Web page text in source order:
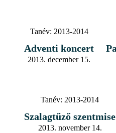
Tanév: 2013-2014
Adventi koncert
2013. december 15.
Tanév: 2013-2014
Szalagtűző szentmise
2013. november 14.